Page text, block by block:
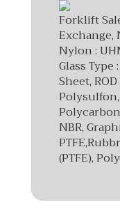
Forklift
Exchange,
Nylon :
Glass Type
Sheet,
NBR,
(PTFE),